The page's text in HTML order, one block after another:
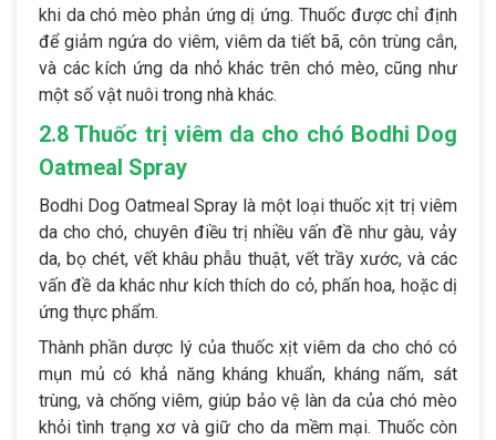
khi da chó mèo phản ứng dị ứng. Thuốc được chỉ định
để giảm ngứa do viêm, viêm da tiết bã, côn trùng cắn,
và các kích ứng da nhỏ khác trên chó mèo, cũng như
một số vật nuôi trong nhà khác.
2.8 Thuốc trị viêm da cho chó Bodhi Dog
Oatmeal Spray
Bodhi Dog Oatmeal Spray là một loại thuốc xịt trị viêm
da cho chó, chuyên điều trị nhiều vấn đề như gàu, vảy
da, bọ chét, vết khâu phẫu thuật, vết trầy xước, và các
vấn đề da khác như kích thích do cỏ, phấn hoa, hoặc dị
ứng thực phẩm.
Thành phần dược lý của thuốc xịt viêm da cho chó có
mụn mủ có khả năng kháng khuẩn, kháng nấm, sát
trùng, và chống viêm, giúp bảo vệ làn da của chó mèo
khỏi tình trạng xơ và giữ cho da mềm mại. Thuốc còn